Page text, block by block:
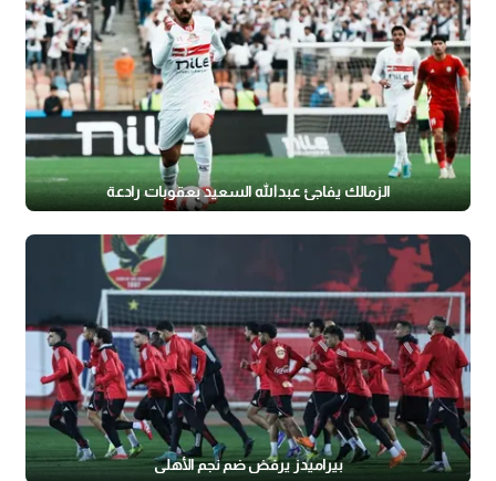
الزمالك يفاجئ عبدالله السعيد بعقوبات رادعة
بيراميدز يرفض ضم نجم الأهلي